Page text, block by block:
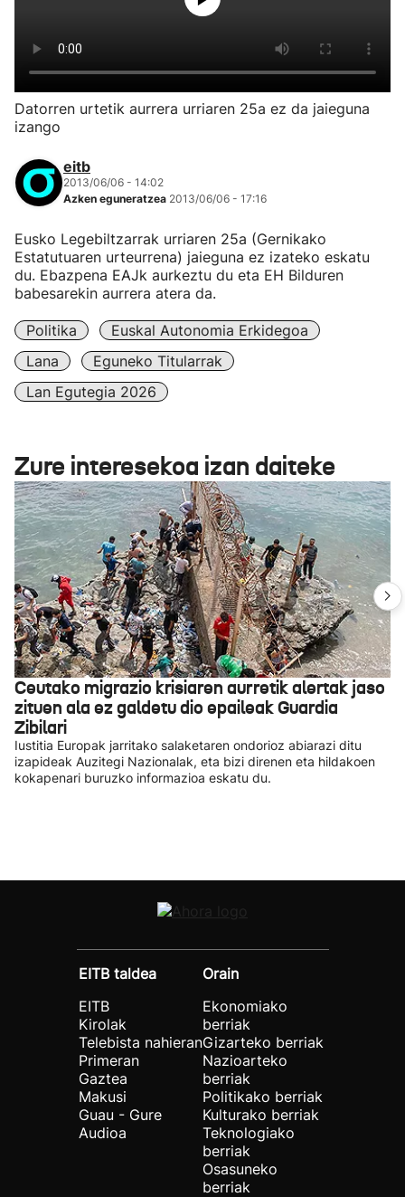
Datorren urtetik aurrera urriaren 25a ez da jaieguna
izango
eitb
2013/06/06 - 14:02
Azken eguneratzea 2013/06/06 - 17:16
Eusko Legebiltzarrak urriaren 25a (Gernikako
Estatutuaren urteurrena) jaieguna ez izateko eskatu
du. Ebazpena EAJk aurkeztu du eta EH Bilduren
babesarekin aurrera atera da.
Politika
Euskal Autonomia Erkidegoa
Lana
Eguneko Titularrak
Lan Egutegia 2026
Zure interesekoa izan daiteke
Ceutako migrazio krisiaren aurretik alertak jaso
zituen ala ez galdetu dio epaileak Guardia
Zibilari
Iustitia Europak jarritako salaketaren ondorioz abiarazi ditu
izapideak Auzitegi Nazionalak, eta bizi direnen eta hildakoen
kokapenari buruzko informazioa eskatu du.
EITB taldea
EITB
Kirolak
Telebista nahieran
Primeran
Gaztea
Makusi
Guau - Gure
Audioa
Orain
Ekonomiako
berriak
Gizarteko berriak
Nazioarteko
berriak
Politikako berriak
Kulturako berriak
Teknologiako
berriak
Osasuneko
berriak